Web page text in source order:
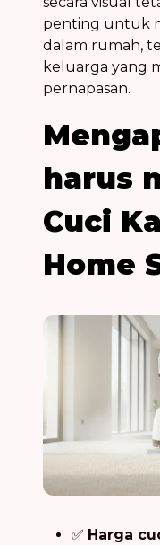
penting untuk
dalam rumah,
keluarga yang
pernapasan.
harus
Cuci
Home
✅ Harga